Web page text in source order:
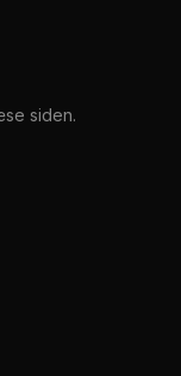
siden.